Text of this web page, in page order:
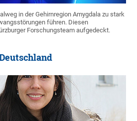
in der Gehirnregion Amygdala zu stark
führen. Diesen
Forschungsteam aufgedeckt.